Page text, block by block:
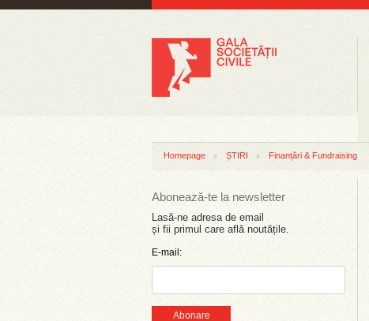
Homepage ȘTIRI Finanțări & Fundraising
Abonează-te la newsletter
Lasă-ne adresa de email
și fii primul care află noutățile.
E-mail:
Abonare